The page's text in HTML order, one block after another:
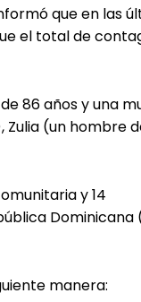
que en las
el total de
86 años y una
Zulia (un hombre
y 14
Dominicana
manera: